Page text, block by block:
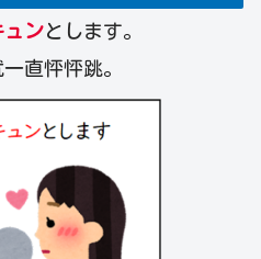
ュンとします。
直怦怦跳。